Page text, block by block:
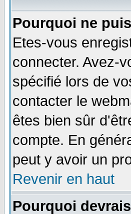
Pourquoi ne
Etes-vous
connecter. Avez-
spécifié lors de
contacter le
êtes bien sûr
compte. En
peut y avoir un
Revenir en haut
Pourquoi